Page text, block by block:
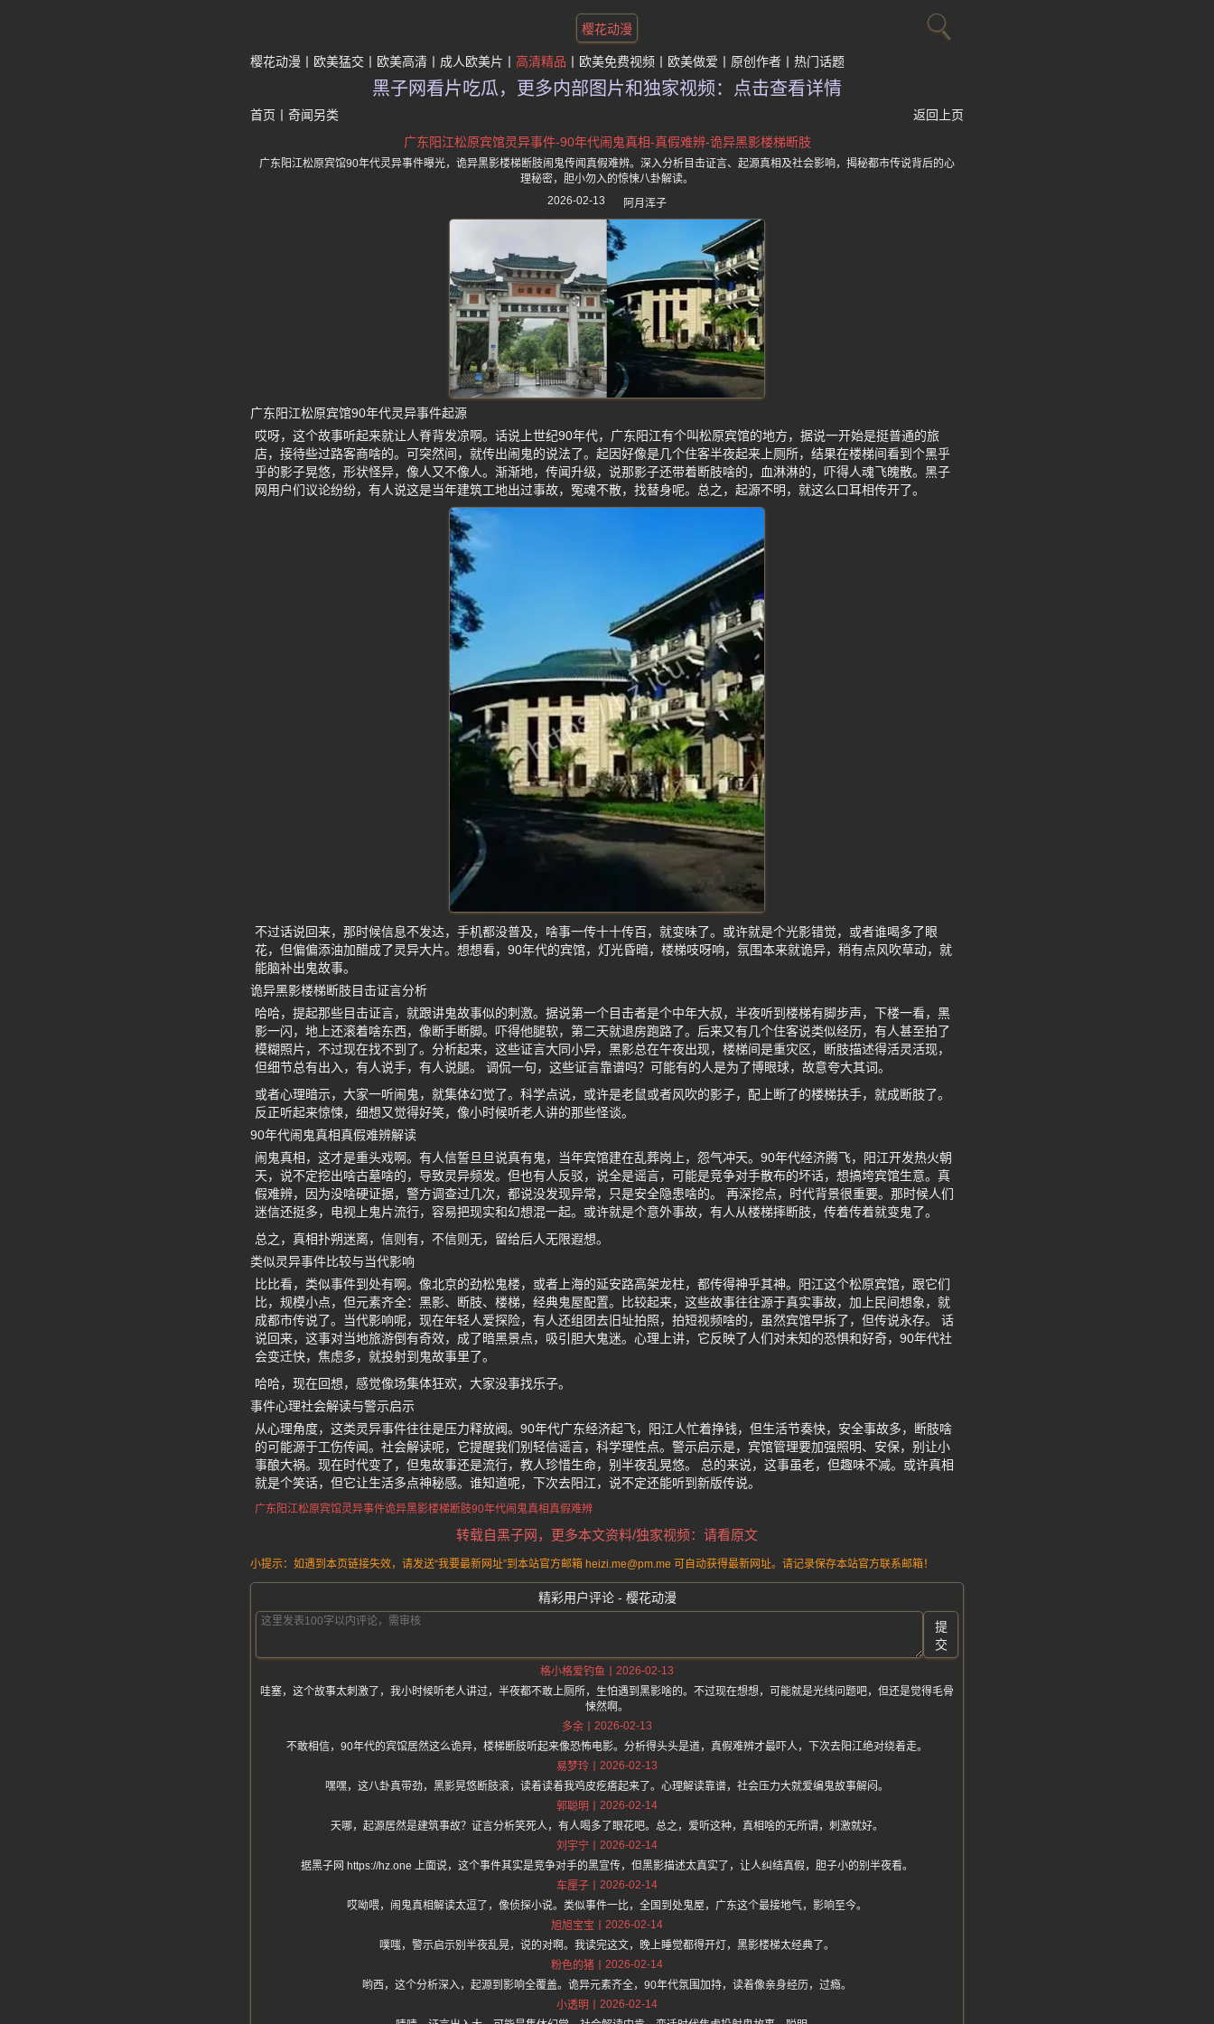
樱花动漫
樱花动漫 欧美猛交 欧美高清 成人欧美片 高清精品 欧美免费视频 欧美做爱 原创作者 热门话题
黑子网看片吃瓜，更多内部图片和独家视频：点击查看详情
首页 奇闻另类
返回上页
广东阳江松原宾馆灵异事件-90年代闹鬼真相-真假难辨-诡异黑影楼梯断肢
广东阳江松原宾馆90年代灵异事件曝光，诡异黑影楼梯断肢闹鬼传闻真假难辨。深入分析目击证言、起源真相及社会影响，揭秘都市传说背后的心
理秘密，胆小勿入的惊悚八卦解读。
2026-02-13
阿月浑子
广东阳江松原宾馆90年代灵异事件起源
哎呀，这个故事听起来就让人脊背发凉啊。话说上世纪90年代，广东阳江有个叫松原宾馆的地方，据说一开始是挺普通的旅
店，接待些过路客商啥的。可突然间，就传出闹鬼的说法了。起因好像是几个住客半夜起来上厕所，结果在楼梯间看到个黑乎
乎的影子晃悠，形状怪异，像人又不像人。渐渐地，传闻升级，说那影子还带着断肢啥的，血淋淋的，吓得人魂飞魄散。黑子
网用户们议论纷纷，有人说这是当年建筑工地出过事故，冤魂不散，找替身呢。总之，起源不明，就这么口耳相传开了。
不过话说回来，那时候信息不发达，手机都没普及，啥事一传十十传百，就变味了。或许就是个光影错觉，或者谁喝多了眼
花，但偏偏添油加醋成了灵异大片。想想看，90年代的宾馆，灯光昏暗，楼梯吱呀响，氛围本来就诡异，稍有点风吹草动，就
能脑补出鬼故事。
诡异黑影楼梯断肢目击证言分析
哈哈，提起那些目击证言，就跟讲鬼故事似的刺激。据说第一个目击者是个中年大叔，半夜听到楼梯有脚步声，下楼一看，黑
影一闪，地上还滚着啥东西，像断手断脚。吓得他腿软，第二天就退房跑路了。后来又有几个住客说类似经历，有人甚至拍了
模糊照片，不过现在找不到了。分析起来，这些证言大同小异，黑影总在午夜出现，楼梯间是重灾区，断肢描述得活灵活现，
但细节总有出入，有人说手，有人说腿。 调侃一句，这些证言靠谱吗？可能有的人是为了博眼球，故意夸大其词。
或者心理暗示，大家一听闹鬼，就集体幻觉了。科学点说，或许是老鼠或者风吹的影子，配上断了的楼梯扶手，就成断肢了。
反正听起来惊悚，细想又觉得好笑，像小时候听老人讲的那些怪谈。
90年代闹鬼真相真假难辨解读
闹鬼真相，这才是重头戏啊。有人信誓旦旦说真有鬼，当年宾馆建在乱葬岗上，怨气冲天。90年代经济腾飞，阳江开发热火朝
天，说不定挖出啥古墓啥的，导致灵异频发。但也有人反驳，说全是谣言，可能是竞争对手散布的坏话，想搞垮宾馆生意。真
假难辨，因为没啥硬证据，警方调查过几次，都说没发现异常，只是安全隐患啥的。 再深挖点，时代背景很重要。那时候人们
迷信还挺多，电视上鬼片流行，容易把现实和幻想混一起。或许就是个意外事故，有人从楼梯摔断肢，传着传着就变鬼了。
总之，真相扑朔迷离，信则有，不信则无，留给后人无限遐想。
类似灵异事件比较与当代影响
比比看，类似事件到处有啊。像北京的劲松鬼楼，或者上海的延安路高架龙柱，都传得神乎其神。阳江这个松原宾馆，跟它们
比，规模小点，但元素齐全：黑影、断肢、楼梯，经典鬼屋配置。比较起来，这些故事往往源于真实事故，加上民间想象，就
成都市传说了。当代影响呢，现在年轻人爱探险，有人还组团去旧址拍照，拍短视频啥的，虽然宾馆早拆了，但传说永存。 话
说回来，这事对当地旅游倒有奇效，成了暗黑景点，吸引胆大鬼迷。心理上讲，它反映了人们对未知的恐惧和好奇，90年代社
会变迁快，焦虑多，就投射到鬼故事里了。
哈哈，现在回想，感觉像场集体狂欢，大家没事找乐子。
事件心理社会解读与警示启示
从心理角度，这类灵异事件往往是压力释放阀。90年代广东经济起飞，阳江人忙着挣钱，但生活节奏快，安全事故多，断肢啥
的可能源于工伤传闻。社会解读呢，它提醒我们别轻信谣言，科学理性点。警示启示是，宾馆管理要加强照明、安保，别让小
事酿大祸。现在时代变了，但鬼故事还是流行，教人珍惜生命，别半夜乱晃悠。 总的来说，这事虽老，但趣味不减。或许真相
就是个笑话，但它让生活多点神秘感。谁知道呢，下次去阳江，说不定还能听到新版传说。
广东阳江松原宾馆灵异事件诡异黑影楼梯断肢90年代闹鬼真相真假难辨
转载自黑子网，更多本文资料/独家视频：请看原文
小提示：如遇到本页链接失效，请发送“我要最新网址”到本站官方邮箱 heizi.me@pm.me 可自动获得最新网址。请记录保存本站官方联系邮箱！
精彩用户评论 - 樱花动漫
提
交
格小格爱钓鱼
2026-02-13
哇塞，这个故事太刺激了，我小时候听老人讲过，半夜都不敢上厕所，生怕遇到黑影啥的。不过现在想想，可能就是光线问题吧，但还是觉得毛骨
悚然啊。
多余
2026-02-13
不敢相信，90年代的宾馆居然这么诡异，楼梯断肢听起来像恐怖电影。分析得头头是道，真假难辨才最吓人，下次去阳江绝对绕着走。
易梦玲
2026-02-13
嘿嘿，这八卦真带劲，黑影晃悠断肢滚，读着读着我鸡皮疙瘩起来了。心理解读靠谱，社会压力大就爱编鬼故事解闷。
郭聪明
2026-02-14
天哪，起源居然是建筑事故？证言分析笑死人，有人喝多了眼花吧。总之，爱听这种，真相啥的无所谓，刺激就好。
刘宇宁
2026-02-14
据黑子网 https://hz.one 上面说，这个事件其实是竞争对手的黑宣传，但黑影描述太真实了，让人纠结真假，胆子小的别半夜看。
车厘子
2026-02-14
哎呦喂，闹鬼真相解读太逗了，像侦探小说。类似事件一比，全国到处鬼屋，广东这个最接地气，影响至今。
旭旭宝宝
2026-02-14
噗嗤，警示启示别半夜乱晃，说的对啊。我读完这文，晚上睡觉都得开灯，黑影楼梯太经典了。
粉色的猪
2026-02-14
哟西，这个分析深入，起源到影响全覆盖。诡异元素齐全，90年代氛围加持，读着像亲身经历，过瘾。
小透明
2026-02-14